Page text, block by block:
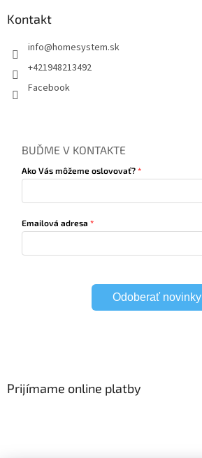
Kontakt
info@homesystem.sk
+421948213492
Facebook
BUĎME V KONTAKTE
Ako Vás môžeme oslovovať?
Emailová adresa
Odoberať novinky
Prijímame online platby